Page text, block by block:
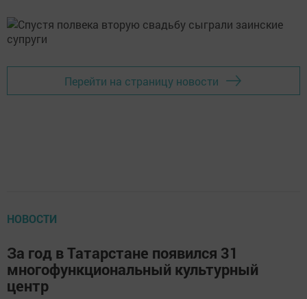
Перейти на страницу новости
НОВОСТИ
За год в Татарстане появился 31
многофункциональный культурный
центр